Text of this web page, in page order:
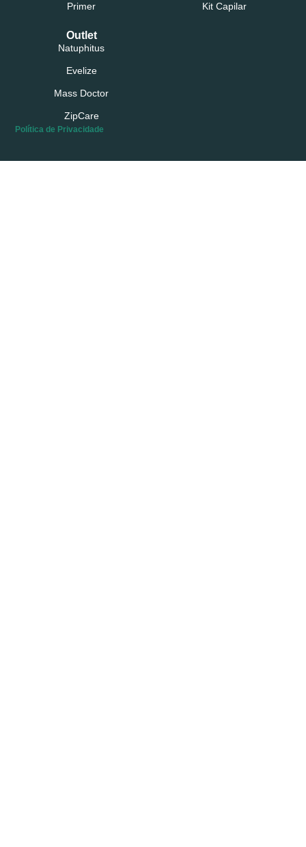
Primer Kit Capilar
Outlet
Natuphitus
Evelize
Mass Doctor
ZipCare
Política de Privacidade